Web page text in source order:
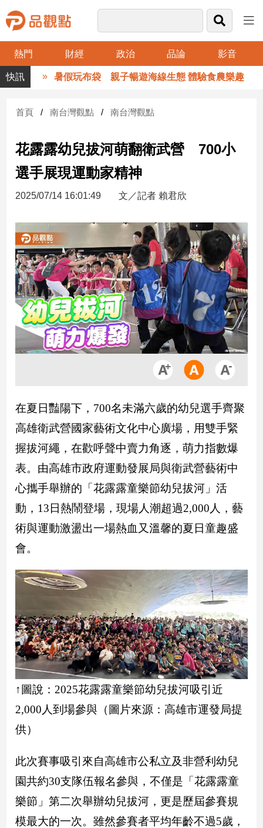
熱門 財經 政治 品論 影音
品
觀
財
台
財
新
產
經/
股
市
房
地
產
品
政
治
政
治
焦
觀
點
民
調
會
觀
點
兩
國
際
會/
地
方
新
冠
病
暑假玩布袋 親子暢遊海線生態 體驗食農樂趣
首頁 南台灣觀點 南台灣觀點
花露露幼兒拔河萌翻衛武營 700小
選手展現運動家精神
2025/07/14 16:01:49 文／記者 賴君欣
在夏日豔陽下，700名未滿六歲的幼兒選手齊聚
高雄衛武營國家藝術文化中心廣場，用雙手緊
握拔河繩，在歡呼聲中賣力角逐，萌力指數爆
表。由高雄市政府運動發展局與衛武營藝術中
心攜手舉辦的「花露露童樂節幼兒拔河」活
動，13日熱鬧登場，現場人潮超過2,000人，藝
術與運動激盪出一場熱血又溫馨的夏日童趣盛
會。
↑圖說：2025花露露童樂節幼兒拔河吸引近
2,000人到場參與（圖片來源：高雄市運發局提
供）
此次賽事吸引來自高雄市公私立及非營利幼兒
園共約30支隊伍報名參與，不僅是「花露露童
樂節」第二次舉辦幼兒拔河，更是歷屆參賽規
模最大的一次。雖然參賽者平均年齡不過5歲，